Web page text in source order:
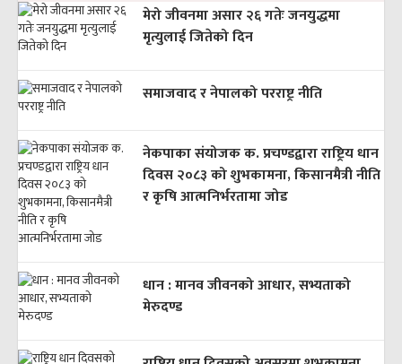
मेरो जीवनमा असार २६ गतेः जनयुद्धमा
मृत्युलाई जितेको दिन
समाजवाद र नेपालको परराष्ट्र नीति
नेकपाका संयोजक क. प्रचण्डद्वारा राष्ट्रिय धान
दिवस २०८३ को शुभकामना, किसानमैत्री नीति
र कृषि आत्मनिर्भरतामा जोड
धान : मानव जीवनको आधार, सभ्यताको
मेरुदण्ड